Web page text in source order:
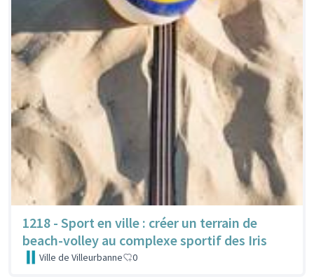
1218 - Sport en ville : créer un terrain de
beach-volley au complexe sportif des Iris
Ville de Villeurbanne 0